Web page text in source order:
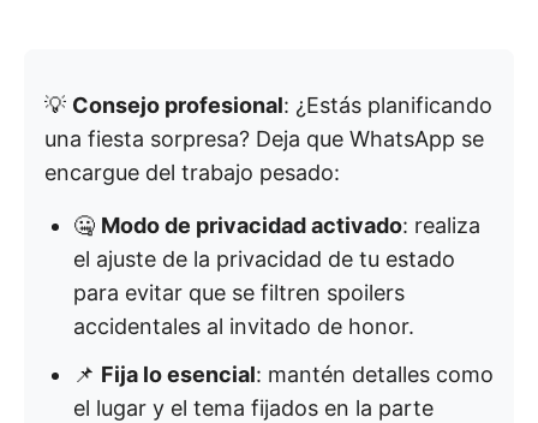
💡 Consejo profesional: ¿Estás planificando
una fiesta sorpresa? Deja que WhatsApp se
encargue del trabajo pesado:
🤐 Modo de privacidad activado: realiza
el ajuste de la privacidad de tu estado
para evitar que se filtren spoilers
accidentales al invitado de honor.
📌 Fija lo esencial: mantén detalles como
el lugar y el tema fijados en la parte